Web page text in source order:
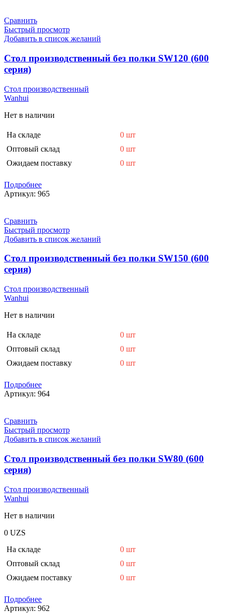
Сравнить
Быстрый просмотр
Добавить в список желаний
Стол производственный без полки SW120 (600
серия)
Стол производственный
Wanhui
Нет в наличии
На складе
0 шт
Оптовый склад
0 шт
Ожидаем поставку
0 шт
Подробнее
Артикул: 965
Сравнить
Быстрый просмотр
Добавить в список желаний
Стол производственный без полки SW150 (600
серия)
Стол производственный
Wanhui
Нет в наличии
На складе
0 шт
Оптовый склад
0 шт
Ожидаем поставку
0 шт
Подробнее
Артикул: 964
Сравнить
Быстрый просмотр
Добавить в список желаний
Стол производственный без полки SW80 (600
серия)
Стол производственный
Wanhui
Нет в наличии
0 UZS
На складе
0 шт
Оптовый склад
0 шт
Ожидаем поставку
0 шт
Подробнее
Артикул: 962